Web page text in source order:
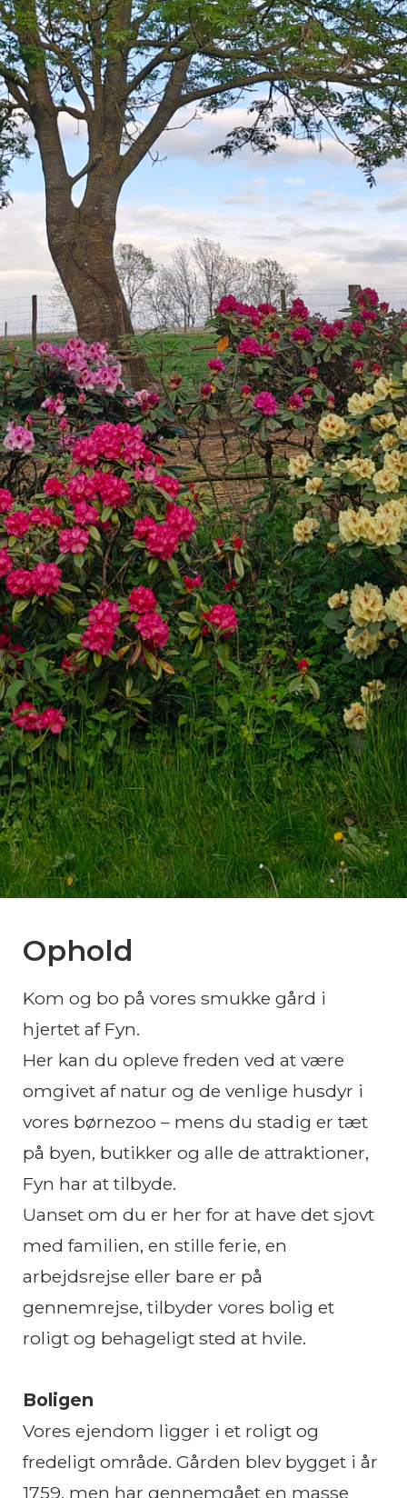
Ophold
Kom og bo på vores smukke gård i
hjertet af Fyn.
Her kan du opleve freden ved at være
omgivet af natur og de venlige husdyr i
vores børnezoo – mens du stadig er tæt
på byen, butikker og alle de attraktioner,
Fyn har at tilbyde.
Uanset om du er her for at have det sjovt
med familien, en stille ferie, en
arbejdsrejse eller bare er på
gennemrejse, tilbyder vores bolig et
roligt og behageligt sted at hvile.
Boligen
Vores ejendom ligger i et roligt og
fredeligt område. Gården blev bygget i år
1759, men har gennemgået en masse